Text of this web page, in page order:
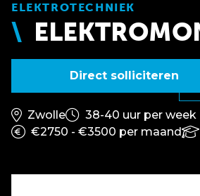
ELEKTROTECHNIEK
Direct solliciteren
Zwolle
38-40 uur per week
€2750 - €3500 per maand